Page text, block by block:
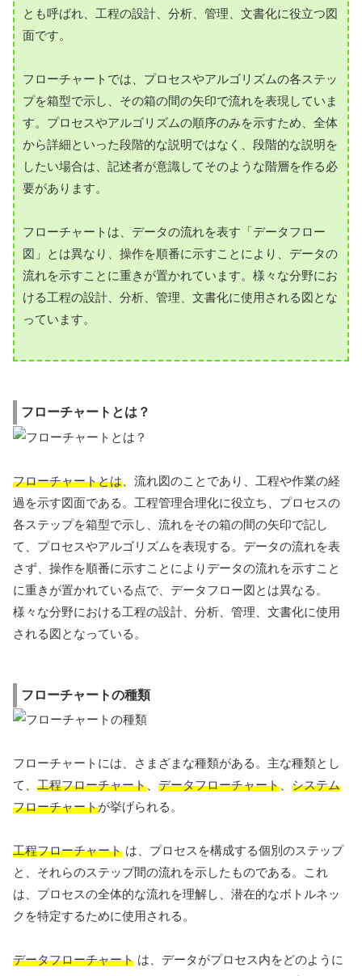
とも呼ばれ、工程の設計、分析、管理、文書化に役立つ図
面です。
フローチャートでは、プロセスやアルゴリズムの各ステッ
プを箱型で示し、その箱の間の矢印で流れを表現していま
す。プロセスやアルゴリズムの順序のみを示すため、全体
から詳細といった段階的な説明ではなく、段階的な説明を
したい場合は、記述者が意識してそのような階層を作る必
要があります。
フローチャートは、データの流れを表す「データフロー
図」とは異なり、操作を順番に示すことにより、データの
流れを示すことに重きが置かれています。様々な分野にお
ける工程の設計、分析、管理、文書化に使用される図とな
っています。
フローチャートとは？
フローチャートとは 、流れ図のことであり、工程や作業の経
過を示す図面である。工程管理合理化に役立ち、プロセスの
各ステップを箱型で示し、流れをその箱の間の矢印で記し
て、プロセスやアルゴリズムを表現する。データの流れを表
さず、操作を順番に示すことによりデータの流れを示すこと
に重きが置かれている点で、データフロー図とは異なる。
様々な分野における工程の設計、分析、管理、文書化に使用
される図となっている。
フローチャートの種類
フローチャートには、さまざまな種類がある。主な種類とし
て、 工程フローチャート データフローチャート
システム
フローチャートが挙げられる。
工程フローチャート は、プロセスを構成する個別のステップ
と、それらのステップ間の流れを示したものである。これ
は、プロセスの全体的な流れを理解し、潜在的なボトルネッ
クを特定するために使用される。
データフローチャート は、データがプロセス内をどのように